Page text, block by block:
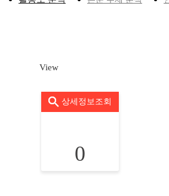
View
상세정보조회
0